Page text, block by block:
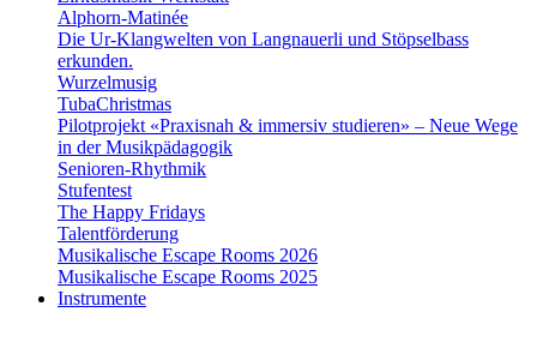
Alphorn-Matinée
Die Ur-Klangwelten von Langnauerli und Stöpselbass
erkunden.
Wurzelmusig
TubaChristmas
Pilotprojekt «Praxisnah & immersiv studieren» – Neue Wege
in der Musikpädagogik
Senioren-Rhythmik
Stufentest
The Happy Fridays
Talentförderung
Musikalische Escape Rooms 2026
Musikalische Escape Rooms 2025
Instrumente